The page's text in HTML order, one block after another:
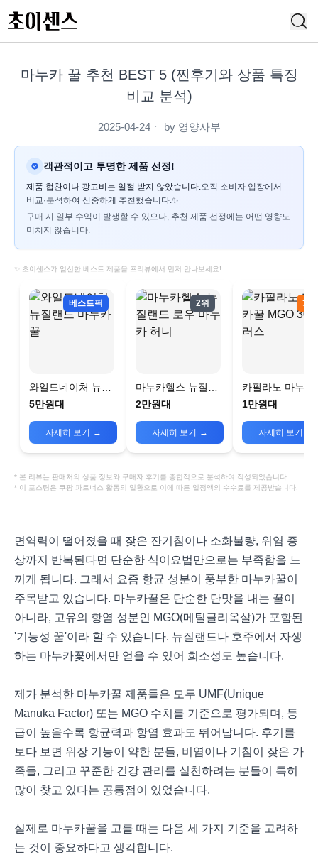
마누카 꿀 추천 BEST 5 (찐후기와 상품 특징
비교 분석)
2025-04-24ㆍ by 영양사부
객관적이고 투명한 제품 선정!
제품 협찬이나 광고비는 일절 받지 않았습니다.오직 소비자 입장에서
비교·분석하여 신중하게 추천했습니다.✨
구매 시 일부 수익이 발생할 수 있으나, 추천 제품 선정에는 어떤 영향도
미치지 않습니다.
✨ 초이센스가 엄선한 베스트 제품을 프리뷰에서 먼저 만나보세요!
베스트픽
와일드네이처 뉴질
랜드 마누카꿀
5만원대
자세히 보기 →
2위
마누카헬스 뉴질랜
드 로우 마누카 허니
2만원대
자세히 보기 →
3위
카필라노 마누카
MGO 30플러스
1만원대
자세히 보기
* 본 리뷰는 판매처의 상품 정보와 구매자 후기를 종합적으로 분석하여 작성되었습니다
* 이 포스팅은 쿠팡 파트너스 활동의 일환으로 이에 따른 일정액의 수수료를 제공받습니다.
면역력이 떨어졌을 때 잦은 잔기침이나 소화불량, 위염 증
상까지 반복된다면 단순한 식이요법만으로는 부족함을 느
끼게 됩니다. 그래서 요즘 항균 성분이 풍부한 마누카꿀이
주목받고 있습니다. 마누카꿀은 단순한 단맛을 내는 꿀이
아니라, 고유의 항염 성분인 MGO(메틸글리옥살)가 포함된
'기능성 꿀'이라 할 수 있습니다. 뉴질랜드나 호주에서 자생
하는 마누카꽃에서만 얻을 수 있어 희소성도 높습니다.
제가 분석한 마누카꿀 제품들은 모두 UMF(Unique
Manuka Factor) 또는 MGO 수치를 기준으로 평가되며, 등
급이 높을수록 항균력과 항염 효과도 뛰어납니다. 후기를
보다 보면 위장 기능이 약한 분들, 비염이나 기침이 잦은 가
족들, 그리고 꾸준한 건강 관리를 실천하려는 분들이 특히
많이 찾고 있다는 공통점이 있었습니다.
실제로 마누카꿀을 고를 때는 다음 세 가지 기준을 고려하
는 것이 중요하다고 생각합니다.